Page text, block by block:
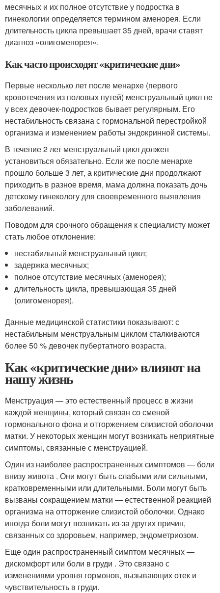
месячных и их полное отсутствие у подростка в
гинекологии определяется термином аменорея. Если
длительность цикла превышает 35 дней, врачи ставят
диагноз «олигоменорея».
Как часто происходят «критические дни»
Первые несколько лет после менархе (первого
кровотечения из половых путей) менструальный цикл не
у всех девочек-подростков бывает регулярным. Его
нестабильность связана с гормональной перестройкой
организма и изменением работы эндокринной системы.
В течение 2 лет менструальный цикл должен
установиться обязательно. Если же после менархе
прошло больше 3 лет, а критические дни продолжают
приходить в разное время, мама должна показать дочь
детскому гинекологу для своевременного выявления
заболеваний.
Поводом для срочного обращения к специалисту может
стать любое отклонение:
нестабильный менструальный цикл;
задержка месячных;
полное отсутствие месячных (аменорея);
длительность цикла, превышающая 35 дней
(олигоменорея).
Данные медицинской статистики показывают: с
нестабильным менструальным циклом сталкиваются
более 50 % девочек пубертатного возраста.
Как «критические дни» влияют на
нашу жизнь
Менструация — это естественный процесс в жизни
каждой женщины, который связан со сменой
гормонального фона и отторжением слизистой оболочки
матки. У некоторых женщин могут возникать неприятные
симптомы, связанные с менструацией.
Один из наиболее распространенных симптомов — боли
внизу живота . Они могут быть слабыми или сильными,
кратковременными или длительными. Боли могут быть
вызваны сокращением матки — естественной реакцией
организма на отторжение слизистой оболочки. Однако
иногда боли могут возникать из-за других причин,
связанных со здоровьем, например, эндометриозом.
Еще один распространенный симптом месячных —
дискомфорт или боли в груди . Это связано с
изменениями уровня гормонов, вызывающих отек и
чувствительность в груди.